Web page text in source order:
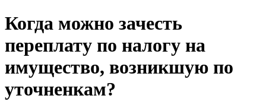
Когда можно зачесть
переплату по налогу на
имущество, возникшую по
уточненкам?